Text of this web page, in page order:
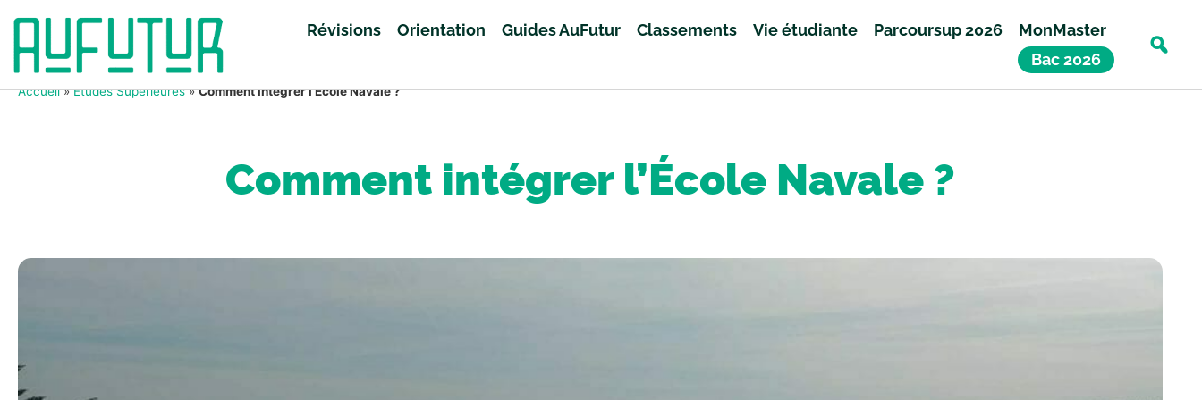
Révisions Orientation Guides AuFutur Classements Vie étudiante Parcoursup 2026
MonMaster
Bac 2026
Accueil»Études Supérieures»Comment intégrer l’École Navale ?
Comment intégrer l’École Navale ?